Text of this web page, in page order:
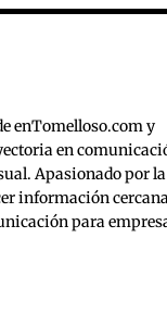
enTomelloso.com y
en
Apasionado por la
información
para